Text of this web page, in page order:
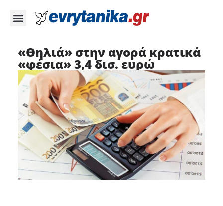
«Θηλιά» στην αγορά κρατικά
«φέσια» 3,4 δισ. ευρώ